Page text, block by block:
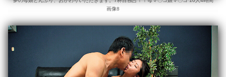
画像8